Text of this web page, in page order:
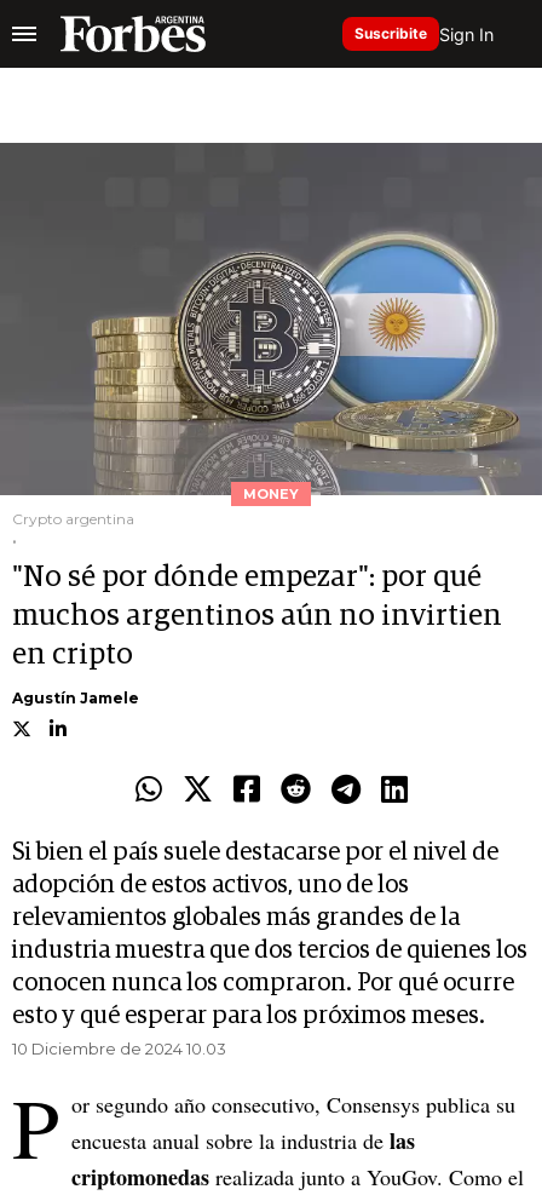
Suscribite Sign In
MONEY
Crypto argentina
.
"No sé por dónde empezar": por qué
muchos argentinos aún no invirtien
en cripto
Agustín Jamele
Si bien el país suele destacarse por el nivel de
adopción de estos activos, uno de los
relevamientos globales más grandes de la
industria muestra que dos tercios de quienes los
conocen nunca los compraron. Por qué ocurre
esto y qué esperar para los próximos meses.
10 Diciembre de 2024 10.03
P or segundo año consecutivo, Consensys publica su
encuesta anual sobre la industria de las
criptomonedas realizada junto a YouGov. Como el